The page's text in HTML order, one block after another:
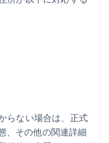
らない場合は、正式
、その他の関連詳細